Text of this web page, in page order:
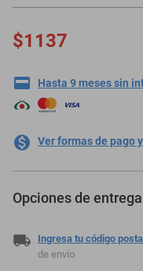
$1137
Hasta 9 meses sin
Ver formas de pago
Opciones de entrega
Ingresa tu código postal
de envío